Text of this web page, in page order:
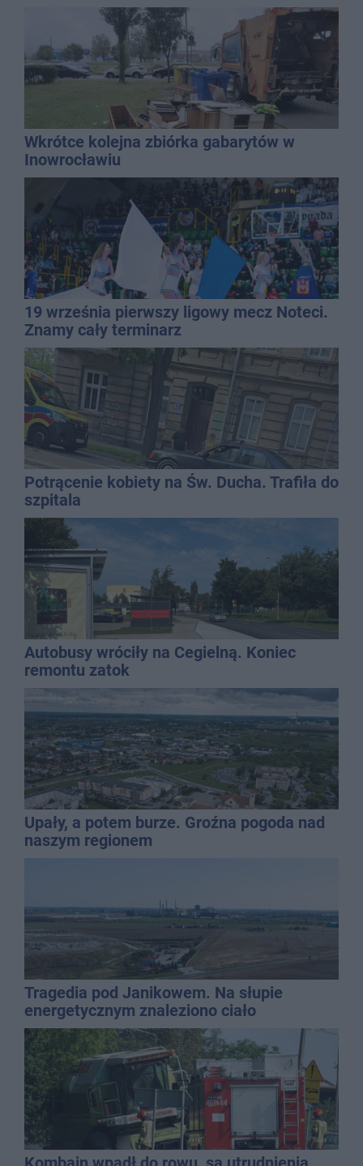
Wkrótce kolejna zbiórka gabarytów w
Inowrocławiu
19 września pierwszy ligowy mecz Noteci.
Znamy cały terminarz
Potrącenie kobiety na Św. Ducha. Trafiła do
szpitala
Autobusy wróciły na Cegielną. Koniec
remontu zatok
Upały, a potem burze. Groźna pogoda nad
naszym regionem
Tragedia pod Janikowem. Na słupie
energetycznym znaleziono ciało
mężczyzny